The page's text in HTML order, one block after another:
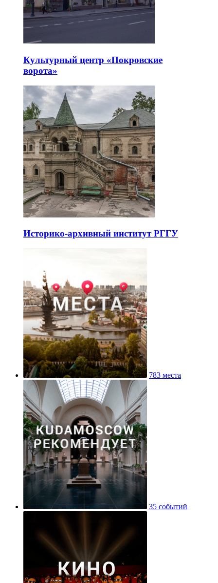
Культурный центр «Покровские
ворота»
Историко-архивный институт РГГУ
783 места
35 событий